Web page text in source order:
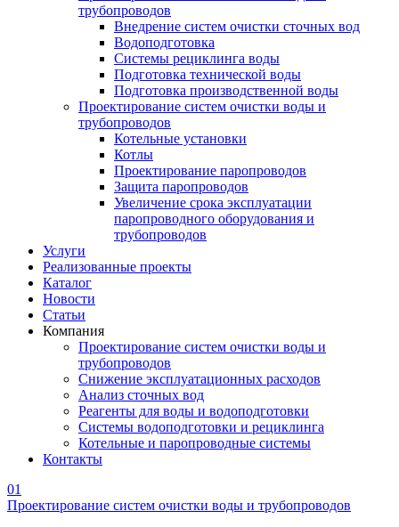
трубопроводов
Внедрение систем очистки сточных вод
Водоподготовка
Системы рециклинга воды
Подготовка технической воды
Подготовка производственной воды
Проектирование систем очистки воды и
трубопроводов
Котельные установки
Котлы
Проектирование паропроводов
Защита паропроводов
Увеличение срока эксплуатации
паропроводного оборудования и
трубопроводов
Услуги
Реализованные проекты
Каталог
Новости
Статьи
Компания
Проектирование систем очистки воды и
трубопроводов
Снижение эксплуатационных расходов
Анализ сточных вод
Реагенты для воды и водоподготовки
Системы водоподготовки и рециклинга
Котельные и паропроводные системы
Контакты
01
Проектирование систем очистки воды и трубопроводов